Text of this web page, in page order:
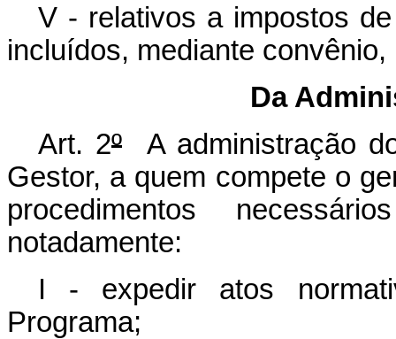
V - relativos a impostos
incluídos, mediante
Da
Art. 2º A administração
Gestor, a quem compete o
procedimentos
notadamente:
I - expedir atos
Programa;